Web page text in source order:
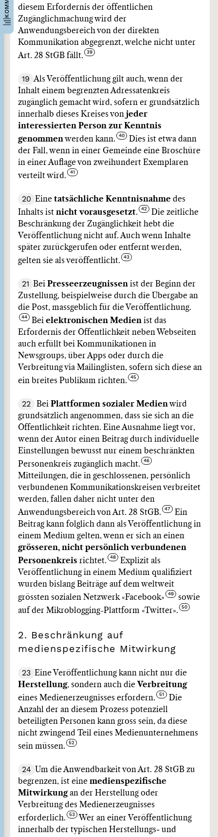
diesem Erfordernis der öffentlichen
Zugänglichmachung wird der
Anwendungsbereich von der direkten
Kommunikation abgegrenzt, welche nicht unter
Art. 28 StGB fällt.
19 Als Veröffentlichung gilt auch, wenn der
Inhalt einem begrenzten Adressatenkreis
zugänglich gemacht wird, sofern er grundsätzlich
innerhalb dieses Kreises von jeder
interessierten Person zur Kenntnis
genommen werden kann.
Dies ist etwa dann
der Fall, wenn in einer Gemeinde eine Broschüre
in einer Auflage von zweihundert Exemplaren
verteilt wird.
20 Eine tatsächliche Kenntnisnahme des
Inhalts ist nicht vorausgesetzt.
Die zeitliche
Beschränkung der Zugänglichkeit hebt die
Veröffentlichung nicht auf. Auch wenn Inhalte
später zurückgerufen oder entfernt werden,
gelten sie als veröffentlicht.
21 Bei Presseerzeugnissen ist der Beginn der
Zustellung, beispielweise durch die Übergabe an
die Post, massgeblich für die Veröffentlichung.
Bei elektronischen Medien ist das
Erfordernis der Öffentlichkeit neben Webseiten
auch erfüllt bei Kommunikationen in
Newsgroups, über Apps oder durch die
Verbreitung via Mailinglisten, sofern sich diese an
ein breites Publikum richten.
22 Bei Plattformen sozialer Medien wird
grundsätzlich angenommen, dass sie sich an die
Öffentlichkeit richten. Eine Ausnahme liegt vor,
wenn der Autor einen Beitrag durch individuelle
Einstellungen bewusst nur einem beschränkten
Personenkreis zugänglich macht.
Mitteilungen, die in geschlossenen, persönlich
verbundenen Kommunikationskreisen verbreitet
werden, fallen daher nicht unter den
Anwendungsbereich von Art. 28 StGB.
Ein
Beitrag kann folglich dann als Veröffentlichung in
einem Medium gelten, wenn er sich an einen
grösseren, nicht persönlich verbundenen
Personenkreis richtet.
Explizit als
Veröffentlichung in einem Medium qualifiziert
wurden bislang Beiträge auf dem weltweit
grössten sozialen Netzwerk «Facebook»
sowie
auf der Mikroblogging-Plattform «Twitter».
2. Beschränkung auf
medienspezifische Mitwirkung
23
Eine Veröffentlichung kann nicht nur die
Herstellung, sondern auch die Verbreitung
eines Medienerzeugnisses erfordern.
Die
Anzahl der an diesem Prozess potenziell
beteiligten Personen kann gross sein, da diese
nicht zwingend Teil eines Medienunternehmens
sein müssen.
24
Um die Anwendbarkeit von Art. 28 StGB zu
begrenzen, ist eine medienspezifische
Mitwirkungan der Herstellung oder
Verbreitung des Medienerzeugnisses
erforderlich.
Wer an einer Veröffentlichung
innerhalb der typischen Herstellungs‑ und